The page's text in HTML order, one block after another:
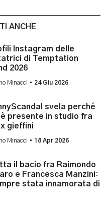
ANCHE
Instagram delle
di Temptation
2026
Minacci • 24 Giu 2026
svela perché
è presente in studio fra
gieffini
Minacci • 18 Apr 2026
il bacio fra Raimondo
e Francesca Manzini:
stata innamorata di